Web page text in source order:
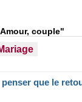
couple"
que le